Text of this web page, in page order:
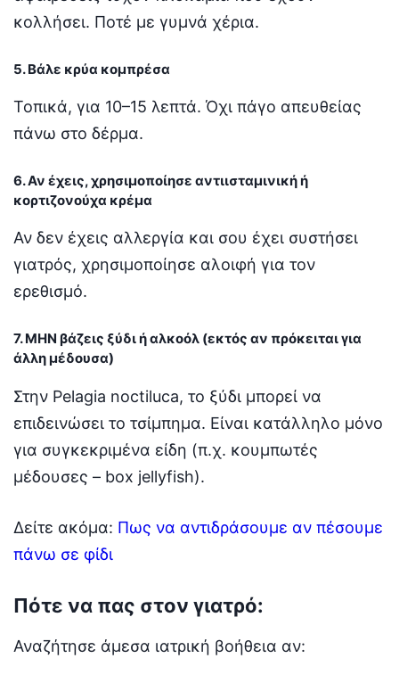
κολλήσει. Ποτέ με γυμνά χέρια.
5. Βάλε κρύα κομπρέσα
Τοπικά, για 10–15 λεπτά. Όχι πάγο απευθείας
πάνω στο δέρμα.
6. Αν έχεις, χρησιμοποίησε αντιισταμινική ή
κορτιζονούχα κρέμα
Αν δεν έχεις αλλεργία και σου έχει συστήσει
γιατρός, χρησιμοποίησε αλοιφή για τον
ερεθισμό.
7. ΜΗΝ βάζεις ξύδι ή αλκοόλ (εκτός αν πρόκειται για
άλλη μέδουσα)
Στην Pelagia noctiluca, το ξύδι μπορεί να
επιδεινώσει το τσίμπημα. Είναι κατάλληλο μόνο
για συγκεκριμένα είδη (π.χ. κουμπωτές
μέδουσες – box jellyfish).
Δείτε ακόμα: Πως να αντιδράσουμε αν πέσουμε
πάνω σε φίδι
Πότε να πας στον γιατρό:
Αναζήτησε άμεσα ιατρική βοήθεια αν: